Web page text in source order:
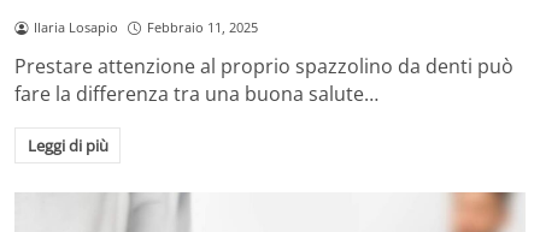
Ilaria Losapio Febbraio 11, 2025
Prestare attenzione al proprio spazzolino da denti può
fare la differenza tra una buona salute…
Leggi di più